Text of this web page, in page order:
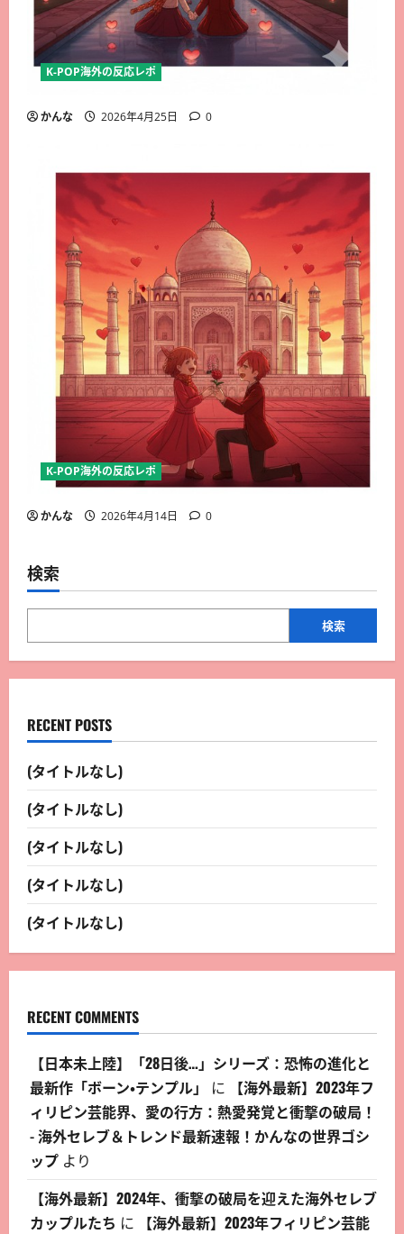
K-POP海外の反応レポ
かんな 2026年4月25日 0
K-POP海外の反応レポ
かんな 2026年4月14日 0
検索
検索
RECENT POSTS
(タイトルなし)
(タイトルなし)
(タイトルなし)
(タイトルなし)
(タイトルなし)
RECENT COMMENTS
【日本未上陸】「28日後…」シリーズ：恐怖の進化と
最新作「ボーン・テンプル」
に
【海外最新】2023年フ
ィリピン芸能界、愛の行方：熱愛発覚と衝撃の破局！
- 海外セレブ＆トレンド最新速報！かんなの世界ゴシ
ップ より
【海外最新】2024年、衝撃の破局を迎えた海外セレブ
カップルたち に
【海外最新】2023年フィリピン芸能